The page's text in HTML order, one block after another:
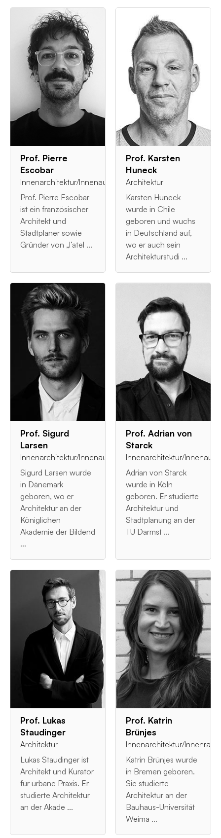
Prof. Pierre
Escobar
Innenarchitektur/Innenausstattung
Prof. Pierre Escobar
ist ein französischer
Architekt und
Stadtplaner sowie
Gründer von „l’atel ...
Prof. Karsten
Huneck
Architektur
Karsten Huneck
wurde in Chile
geboren und wuchs
in Deutschland auf,
wo er auch sein
Architekturstudi ...
Prof. Sigurd
Larsen
Innenarchitektur/Innenausstattung
Sigurd Larsen wurde
in Dänemark
geboren, wo er
Architektur an der
Königlichen
Akademie der Bildend
...
Prof. Adrian von
Starck
Innenarchitektur/
Adrian von Starck
wurde in Köln
geboren. Er studierte
Architektur und
Stadtplanung an der
TU Darmst ...
Prof. Lukas
Staudinger
Architektur
Lukas Staudinger ist
Architekt und Kurator
für urbane Praxis. Er
studierte Architektur
an der Akade ...
Prof. Katrin
Brünjes
Innenarchitektur/
Katrin Brünjes wurde
in Bremen geboren.
Sie studierte
Architektur an der
Bauhaus-Universität
Weima ...